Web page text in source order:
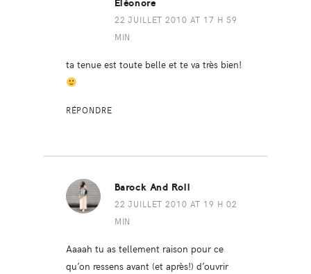
Éléonore
22 JUILLET 2010 AT 17 H 59
MIN
ta tenue est toute belle et te va très bien!
RÉPONDRE
Barock And Roll
22 JUILLET 2010 AT 19 H 02
MIN
Aaaah tu as tellement raison pour ce
qu’on ressens avant (et après!) d’ouvrir